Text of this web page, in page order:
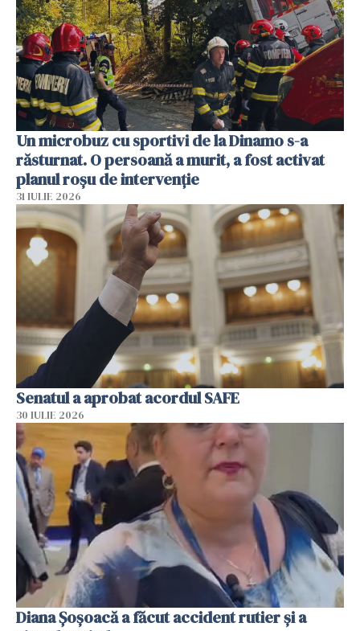
Un microbuz cu sportivi de la Dinamo s-a
răsturnat. O persoană a murit, a fost activat
planul roșu de intervenție
31 IULIE 2026
Senatul a aprobat acordul SAFE
30 IULIE 2026
Diana Șoșoacă a făcut accident rutier și a